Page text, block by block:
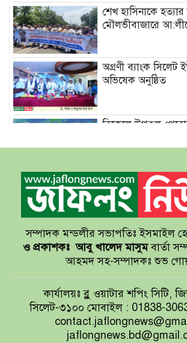
শেখ হাসিনাকে হত্যার
মৌলভীবাজারে
অগ্রণী ব্যাংক সিলেট
অভিষেক অনুষ্ঠিত
বিকেলে উপকূল
সেন্টমার্টিনের সব
রিসোর্টকে
বাখমুত পুনরুদ্ধারের
আয়ারল্যান্ডের রানের
টাইগারদের জয়
সম্পাদক মন্ডলীর সভাপতিঃ ইসমাইল
ও প্রকাশকঃ আবু খালেদ মাসুমবার্তা
আহমদ সহ-সম্পাদকঃ শুভ
কার্যালয়ঃ ব্লু ওয়াটার শপিং সিটি,
সিলেট-৩১০০ মোবাইল : 01838-